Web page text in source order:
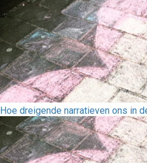
Hoe dreigende narratieven ons in